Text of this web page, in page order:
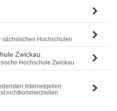
Hochschulen
Zwickau
Hochschule Zwickau
Internetqellen
nichtkommerziellen